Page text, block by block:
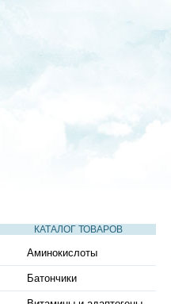
КАТАЛОГ ТОВАРОВ
Аминокислоты
Батончики